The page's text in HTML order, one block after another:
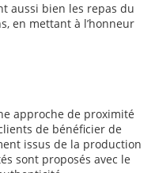
aussi bien les repas du
en mettant à l’honneur
approche de proximité
de bénéficier de
issus de la production
sont proposés avec le